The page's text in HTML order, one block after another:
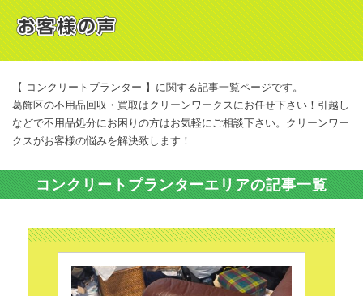
【 コンクリートプランター 】に関する記事一覧ページです。
葛飾区の不用品回収・買取はクリーンワークスにお任せ下さい！引越し
などで不用品処分にお困りの方はお気軽にご相談下さい。クリーンワー
クスがお客様の悩みを解決致します！
コンクリートプランターエリアの記事一覧